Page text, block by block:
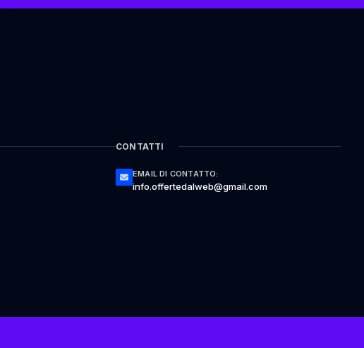
CONTATTI
EMAIL DI CONTATTO:
info.offertedalweb@gmail.com